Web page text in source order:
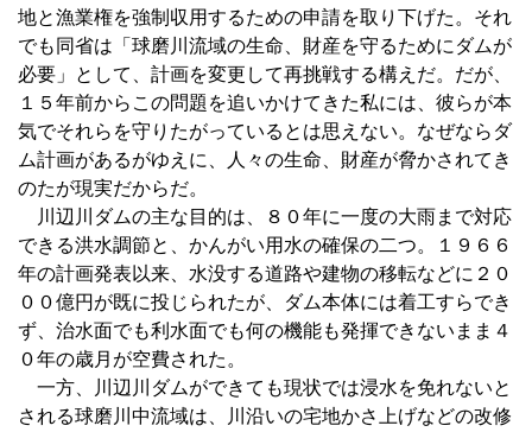
地と漁業権を強制収用するための申請を取り下げた。それ
でも同省は「球磨川流域の生命、財産を守るためにダムが
必要」として、計画を変更して再挑戦する構えだ。だが、
１５年前からこの問題を追いかけてきた私には、彼らが本
気でそれらを守りたがっているとは思えない。なぜならダ
ム計画があるがゆえに、人々の生命、財産が脅かされてき
のたが現実だからだ。
川辺川ダムの主な目的は、８０年に一度の大雨まで対応
できる洪水調節と、かんがい用水の確保の二つ。１９６６
年の計画発表以来、水没する道路や建物の移転などに２０
００億円が既に投じられたが、ダム本体には着工すらでき
ず、治水面でも利水面でも何の機能も発揮できないまま４
０年の歳月が空費された。
一方、川辺川ダムができても現状では浸水を免れないと
される球磨川中流域は、川沿いの宅地かさ上げなどの改修